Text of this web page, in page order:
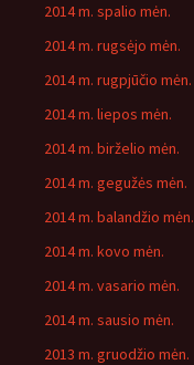
2014 m. spalio mėn.
2014 m. rugsėjo mėn.
2014 m. rugpjūčio mėn.
2014 m. liepos mėn.
2014 m. birželio mėn.
2014 m. gegužės mėn.
2014 m. balandžio mėn.
2014 m. kovo mėn.
2014 m. vasario mėn.
2014 m. sausio mėn.
2013 m. gruodžio mėn.